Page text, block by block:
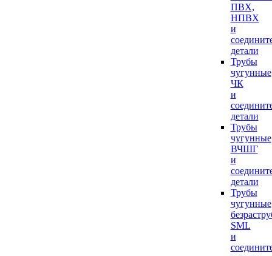
ПВХ,
НПВХ
и
детали
Трубы
чугунные
ЧК
и
детали
Трубы
чугунные
ВЧШГ
и
детали
Трубы
чугунные
SML
и